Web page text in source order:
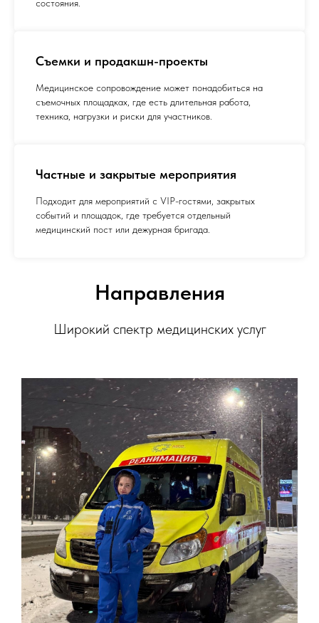
состояния.
Съемки и продакшн-проекты
Медицинское сопровождение может понадобиться на
съемочных площадках, где есть длительная работа,
техника, нагрузки и риски для участников.
Частные и закрытые мероприятия
Подходит для мероприятий с VIP-гостями, закрытых
событий и площадок, где требуется отдельный
медицинский пост или дежурная бригада.
Направления
Широкий спектр медицинских услуг